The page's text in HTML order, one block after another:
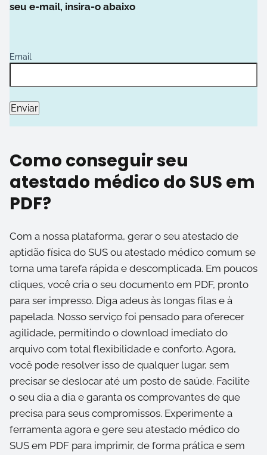
seu e-mail, insira-o abaixo
Email
Como conseguir seu
atestado médico do SUS em
PDF?
Com a nossa plataforma, gerar o seu atestado de
aptidão física do SUS ou atestado médico comum se
torna uma tarefa rápida e descomplicada. Em poucos
cliques, você cria o seu documento em PDF, pronto
para ser impresso. Diga adeus às longas filas e à
papelada. Nosso serviço foi pensado para oferecer
agilidade, permitindo o download imediato do
arquivo com total flexibilidade e conforto. Agora,
você pode resolver isso de qualquer lugar, sem
precisar se deslocar até um posto de saúde. Facilite
o seu dia a dia e garanta os comprovantes de que
precisa para seus compromissos. Experimente a
ferramenta agora e gere seu atestado médico do
SUS em PDF para imprimir, de forma prática e sem